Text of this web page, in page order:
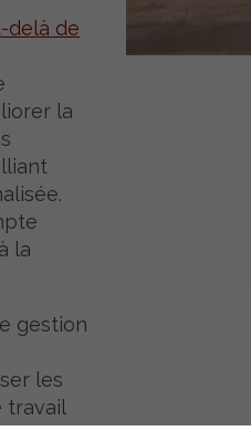
delà de
la
la
gestion
les
travail